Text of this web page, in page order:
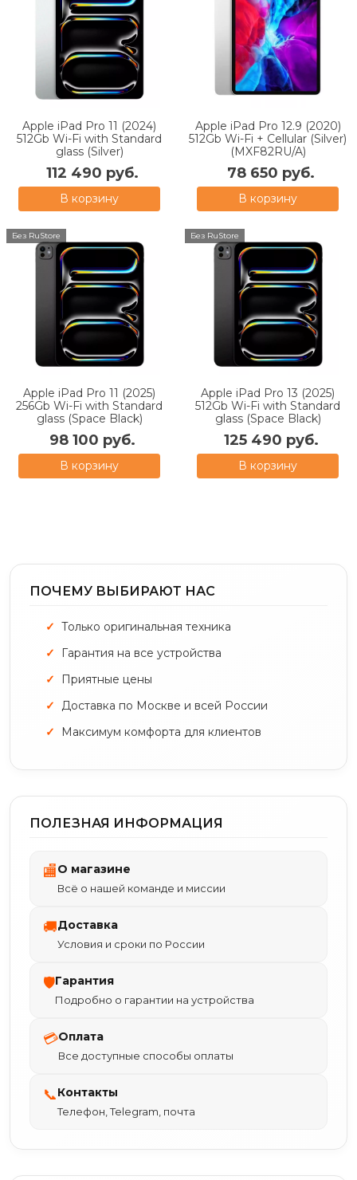
Apple iPad Pro 11 (2024)
512Gb Wi-Fi with Standard
glass (Silver)
112 490 руб.
В корзину
Apple iPad Pro 12.9 (2020)
512Gb Wi-Fi + Cellular (Silver)
(MXF82RU/A)
78 650 руб.
В корзину
Без RuStore
Apple iPad Pro 11 (2025)
256Gb Wi-Fi with Standard
glass (Space Black)
98 100 руб.
В корзину
Без RuStore
Apple iPad Pro 13 (2025)
512Gb Wi-Fi with Standard
glass (Space Black)
125 490 руб.
В корзину
ПОЧЕМУ ВЫБИРАЮТ НАС
Только оригинальная техника
Гарантия на все устройства
Приятные цены
Доставка по Москве и всей России
Максимум комфорта для клиентов
ПОЛЕЗНАЯ ИНФОРМАЦИЯ
🏬О магазине
Всё о нашей команде и миссии
🚚Доставка
Условия и сроки по России
🛡Гарантия
Подробно о гарантии на устройства
💳Оплата
Все доступные способы оплаты
📞Контакты
Телефон, Telegram, почта